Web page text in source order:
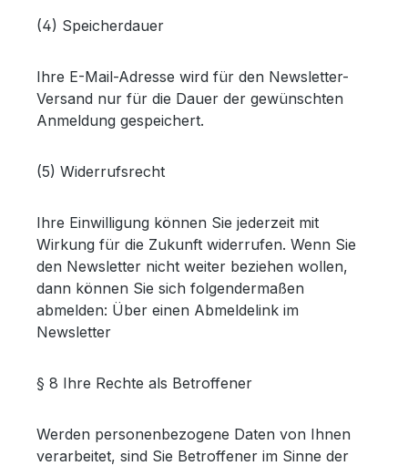
(4) Speicherdauer
Ihre E-Mail-Adresse wird für den Newsletter-
Versand nur für die Dauer der gewünschten
Anmeldung gespeichert.
(5) Widerrufsrecht
Ihre Einwilligung können Sie jederzeit mit
Wirkung für die Zukunft widerrufen. Wenn Sie
den Newsletter nicht weiter beziehen wollen,
dann können Sie sich folgendermaßen
abmelden: Über einen Abmeldelink im
Newsletter
§ 8 Ihre Rechte als Betroffener
Werden personenbezogene Daten von Ihnen
verarbeitet, sind Sie Betroffener im Sinne der